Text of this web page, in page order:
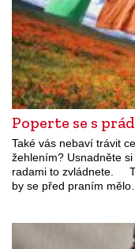
Poperte se s
Také vás nebaví trávit
žehlením? Usnadněte
radami to zvládnete.
by se před praním mělo…